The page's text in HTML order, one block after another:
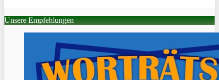
Unsere Empfehlungen